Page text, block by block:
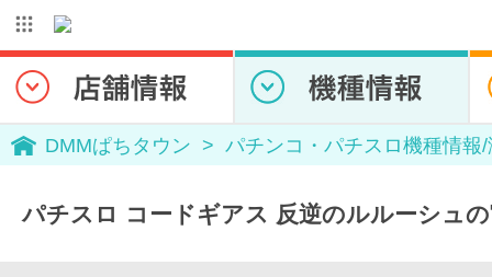
DMMぱちタウン パチンコ・パチスロ機種情報
パチスロ コードギアス 反逆のルルーシュ